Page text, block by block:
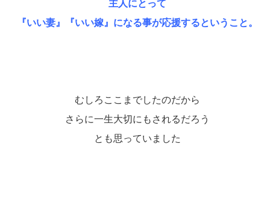
主人にとって
『いい妻』『いい嫁』になる事が応援するということ。
むしろここまでしたのだから
さらに一生大切にもされるだろう
とも思っていました